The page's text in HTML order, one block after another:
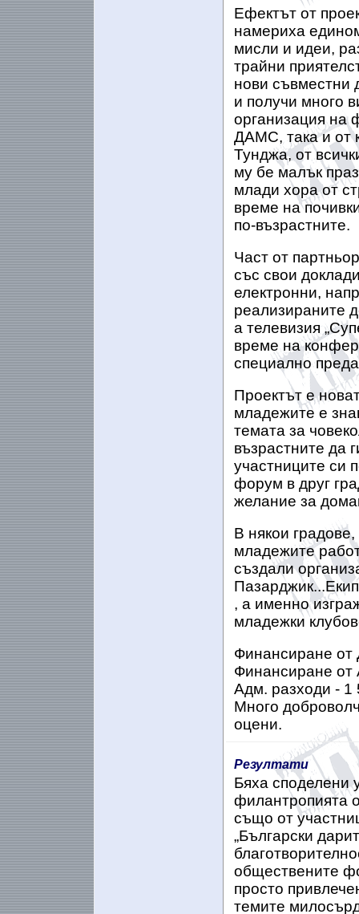
Ефектът от
намериха
мисли и идеи,
трайни
нови съвместни
и получи много
организация на
ДАМС, така и от
Тунджа, от
му бе малък
млади хора от
време на
по-възрастните.
Част от
със свои
електронни,
реализираните
а телевизия
време на
специално
Проектът е
младежите е
темата за
възрастните да
участниците си
форум в друг
желание за
В някои
младежите
създали
, а именно
младежки
Финансиране
Финансиране
Адм. разходи - 1
Много
оцени.
Резултати
Бяха споделени
филантропията
също от
„Български
обществените
просто
темите